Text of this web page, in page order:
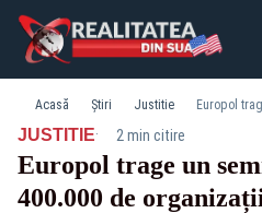
Acasă Știri Justitie
JUSTITIE· 2 min citire
Europol trage un
400.000 de